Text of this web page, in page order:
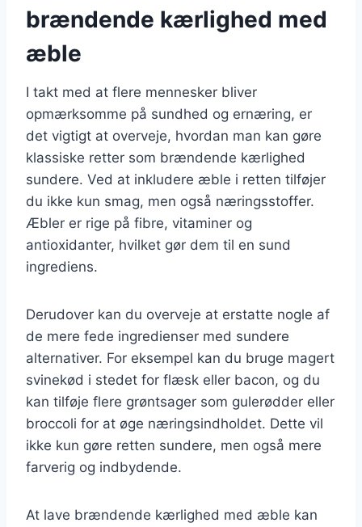
brændende kærlighed med
æble
I takt med at flere mennesker bliver
opmærksomme på sundhed og ernæring, er
det vigtigt at overveje, hvordan man kan gøre
klassiske retter som brændende kærlighed
sundere. Ved at inkludere æble i retten tilføjer
du ikke kun smag, men også næringsstoffer.
Æbler er rige på fibre, vitaminer og
antioxidanter, hvilket gør dem til en sund
ingrediens.
Derudover kan du overveje at erstatte nogle af
de mere fede ingredienser med sundere
alternativer. For eksempel kan du bruge magert
svinekød i stedet for flæsk eller bacon, og du
kan tilføje flere grøntsager som gulerødder eller
broccoli for at øge næringsindholdet. Dette vil
ikke kun gøre retten sundere, men også mere
farverig og indbydende.
At lave brændende kærlighed med æble kan